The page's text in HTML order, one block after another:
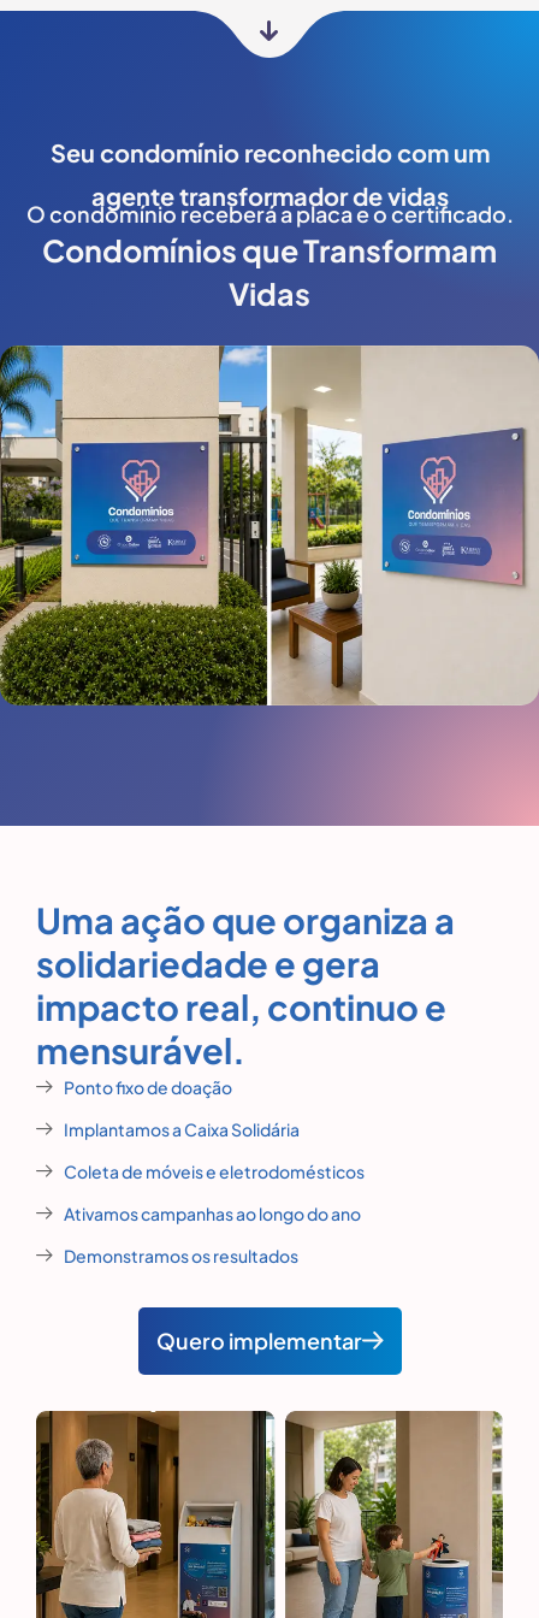
Seu condomínio reconhecido com um
agente transformador de vidas
O condomínio receberá a placa e o certificado.
Condomínios que Transformam
Vidas
Uma ação que organiza a
solidariedade e gera
impacto real, continuo e
mensurável.
Ponto fixo de doação
Implantamos a Caixa Solidária
Coleta de móveis e eletrodomésticos
Ativamos campanhas ao longo do ano
Demonstramos os resultados
Quero implementar